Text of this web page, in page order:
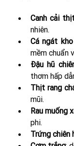
Canh cải
nhiên.
Cá ngát
mềm chuẩn
Đậu hũ
thơm hấp
Thịt rang
mũi.
Rau muống
phi.
Trứng chiên